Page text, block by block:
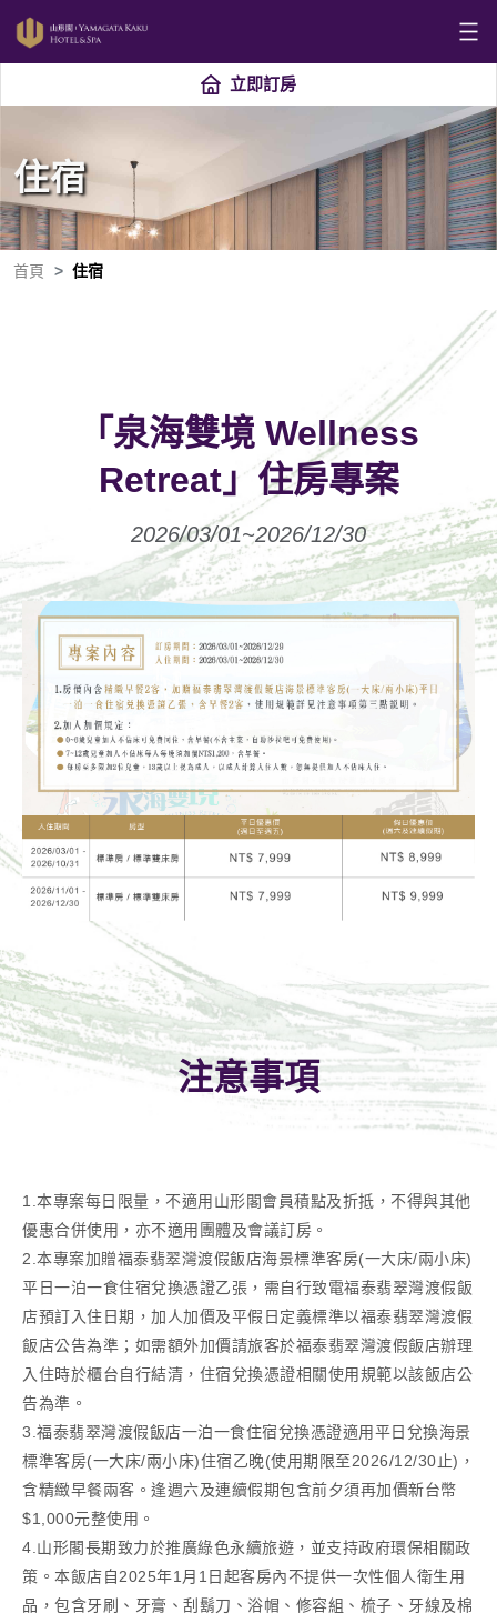
立即訂房
住宿
首頁 住宿
「泉海雙境 Wellness
Retreat」住房專案
2026/03/01~2026/12/30
注意事項
1.本專案每日限量，不適用山形閣會員積點及折抵，不得與其他
優惠合併使用，亦不適用團體及會議訂房。
2.本專案加贈福泰翡翠灣渡假飯店海景標準客房(一大床/兩小床)
平日一泊一食住宿兌換憑證乙張，需自行致電福泰翡翠灣渡假飯
店預訂入住日期，加人加價及平假日定義標準以福泰翡翠灣渡假
飯店公告為準；如需額外加價請旅客於福泰翡翠灣渡假飯店辦理
入住時於櫃台自行結清，住宿兌換憑證相關使用規範以該飯店公
告為準。
3.福泰翡翠灣渡假飯店一泊一食住宿兌換憑證適用平日兌換海景
標準客房(一大床/兩小床)住宿乙晚(使用期限至2026/12/30止)，
含精緻早餐兩客。逢週六及連續假期包含前夕須再加價新台幣
$1,000元整使用。
4.山形閣長期致力於推廣綠色永續旅遊，並支持政府環保相關政
策。本飯店自2025年1月1日起客房內不提供一次性個人衛生用
品，包含牙刷、牙膏、刮鬍刀、浴帽、修容組、梳子、牙線及棉